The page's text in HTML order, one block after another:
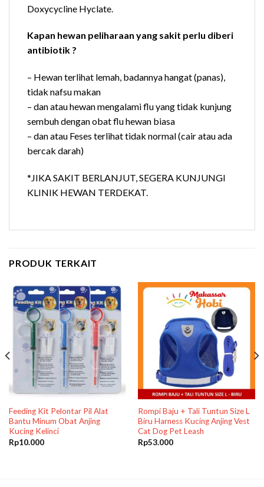
Doxycycline Hyclate.
Kapan hewan peliharaan yang sakit perlu diberi
antibiotik ?
– Hewan terlihat lemah, badannya hangat (panas),
tidak nafsu makan
– dan atau hewan mengalami flu yang tidak kunjung
sembuh dengan obat flu hewan biasa
– dan atau Feses terlihat tidak normal (cair atau ada
bercak darah)
*JIKA SAKIT BERLANJUT, SEGERA KUNJUNGI
KLINIK HEWAN TERDEKAT.
PRODUK TERKAIT
Feeding Kit Pelontar Pil Alat
Bantu Minum Obat Anjing
Kucing Kelinci
Rp10.000
Rompi Baju + Tali Tuntun Size L
Biru Harness Kucing Anjing Vest
Cat Dog Pet Leash
Rp53.000